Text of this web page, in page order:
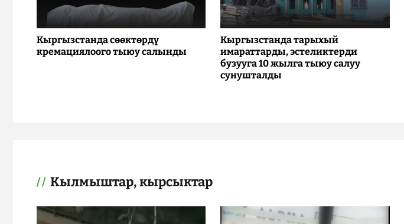
Кыргызстанда сөөктөрдү
кремациялоого тыюу салынды
Кыргызстанда тарыхый
имараттарды, эстеликтерди
бузууга 10 жылга тыюу салуу
сунушталды
Кылмыштар, кырсыктар